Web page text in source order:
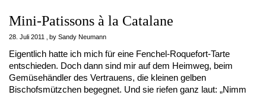
Mini-Patissons à la Catalane
28. Juli 2011 by Sandy Neumann
Eigentlich hatte ich mich für eine Fenchel-Roquefort-Tarte
entschieden. Doch dann sind mir auf dem Heimweg, beim
Gemüsehändler des Vertrauens, die kleinen gelben
Bischofsmützchen begegnet. Und sie riefen ganz laut: „Nimm